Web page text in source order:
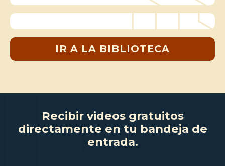
IR A LA BIBLIOTECA
Recibir videos gratuitos
directamente en tu bandeja de
entrada.